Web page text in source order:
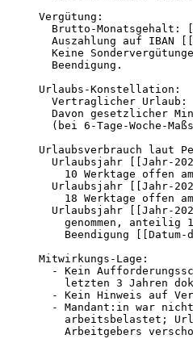
Vergütung:
Brutto-Monatsgehalt:
Auszahlung auf IBAN
Keine
  Beendigung.
Urlaubs-Konstellation:
Vertraglicher Urlaub:
Davon gesetzlicher
(bei 6-Tage-Woche-
Urlaubsverbrauch laut
Urlaubsjahr [[Jahr-
10 Werktage offen
Urlaubsjahr [[Jahr-
18 Werktage offen
Urlaubsjahr [[Jahr-
genommen, anteilig
Beendigung [[Datum-
Mitwirkungs-Lage:
- Kein
letzten 3 Jahren
- Kein Hinweis auf
- Mandant:in war
arbeitsbelastet;
Arbeitgebers